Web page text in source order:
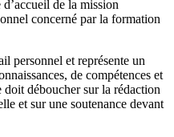
de la mission
concerné par la formation
personnel et représente un
de compétences et
déboucher sur la rédaction
et sur une soutenance devant